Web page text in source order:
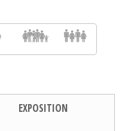
EXPOSITION